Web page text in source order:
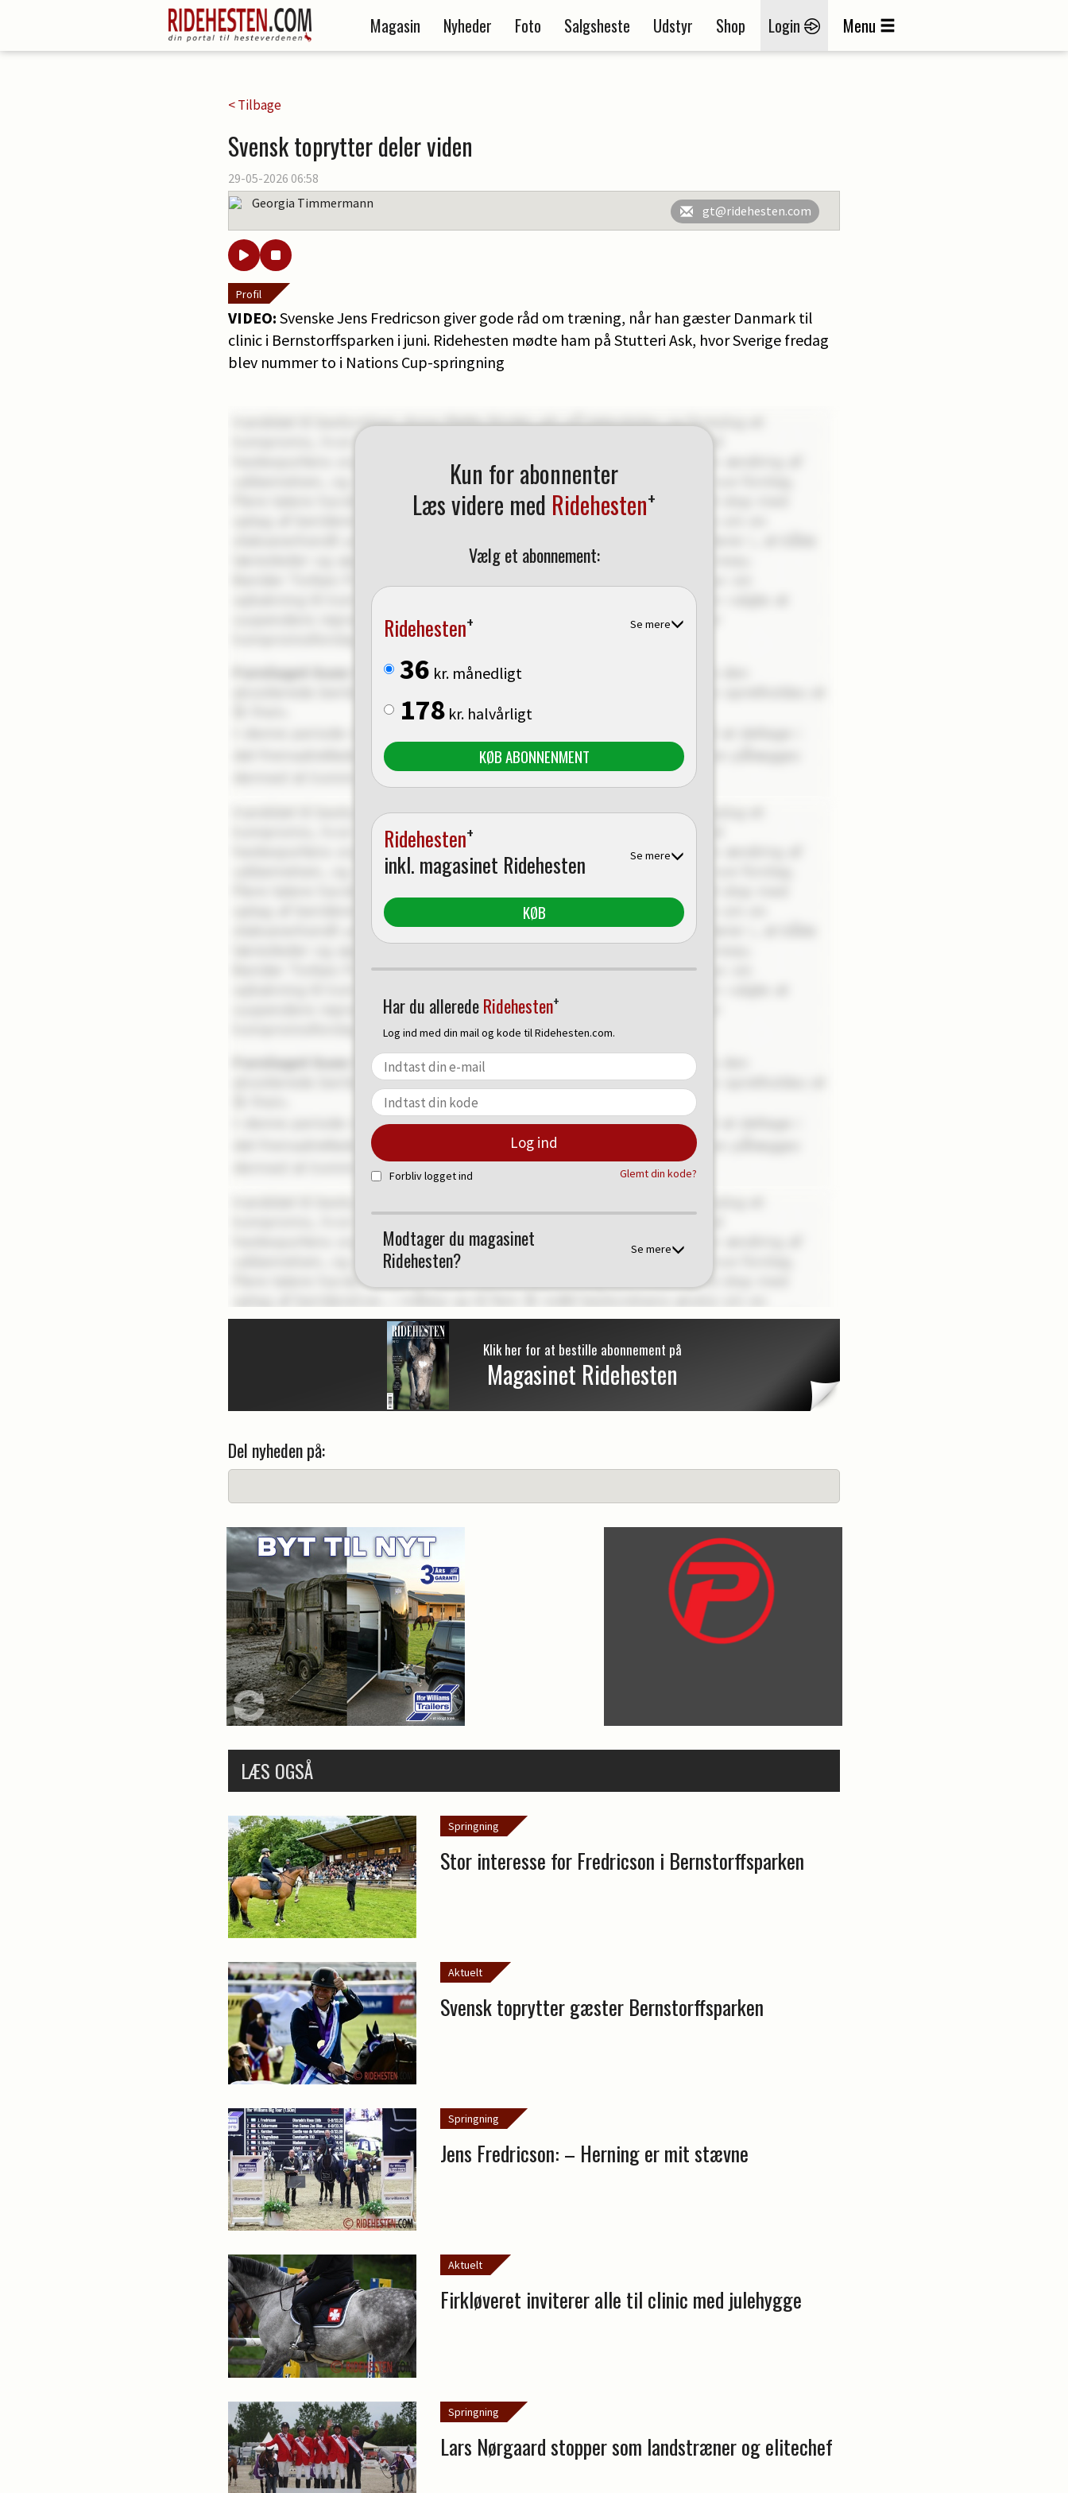
Magasin Nyheder Foto Salgsheste Udstyr Shop Login Menu
< Tilbage
Svensk toprytter deler viden
29-05-2026 06:58
Georgia Timmermann
gt@ridehesten.com
Profil
VIDEO: Svenske Jens Fredricson giver gode råd om træning, når han gæster Danmark til
clinic i Bernstorffsparken i juni. Ridehesten mødte ham på Stutteri Ask, hvor Sverige fredag
blev nummer to i Nations Cup-springning
Kun for abonnenter
Læs videre med Ridehesten+
Vælg et abonnement:
Ridehesten+ Se mere
36 kr. månedligt
178 kr. halvårligt
KØB ABONNENMENT
Ridehesten+
inkl. magasinet Ridehesten Se mere
KØB
Har du alleredeRidehesten+
Log ind med din mail og kode til Ridehesten.com.
Forbliv logget ind Glemt din kode?
Modtager du magasinet
Ridehesten?
Se mere
Klik her for at bestille abonnement på
Magasinet Ridehesten
Del nyheden på:
LÆS OGSÅ
Springning
Stor interesse for Fredricson i Bernstorffsparken
Aktuelt
Svensk toprytter gæster Bernstorffsparken
Springning
Jens Fredricson: – Herning er mit stævne
Aktuelt
Firkløveret inviterer alle til clinic med julehygge
Springning
Lars Nørgaard stopper som landstræner og elitechef